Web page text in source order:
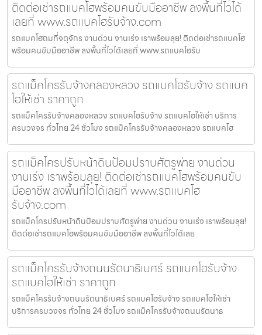
ติดต่อเช่ารถแบคโฮพร้อมคนขับมืออาชีพ ลงพื้นที่ไวได้
เลยที่ www.รถแบคโฮรับจ้าง.com
รถแบคโฮถมที่จตุจักร งานด่วน งานเร่ง เราพร้อมลุย! ติดต่อเช่ารถแบคโฮ
พร้อมคนขับมืออาชีพ ลงพื้นที่ไวได้เลยที่ www.รถแบคโฮรับ
รถแม็คโครรับจ้างคลองหลวง รถแบคโฮรับจ้าง รถแบค
โฮให้เช่า ราคาถูก
รถแม็คโครรับจ้างคลองหลวง รถแบคโฮรับจ้าง รถแบคโฮให้เช่า บริการ
ครบวงจร ทั่วไทย 24 ชั่วโมง รถแม็คโครรับจ้างคลองหลวง รถแบคโฮ
รถแม็คโครปรับหน้าดินป้อมปราบศัตรูพ่าย งานด่วน
งานเร่ง เราพร้อมลุย! ติดต่อเช่ารถแบคโฮพร้อมคนขับ
มืออาชีพ ลงพื้นที่ไวได้เลยที่ www.รถแบคโฮ
รับจ้าง.com
รถแม็คโครปรับหน้าดินป้อมปราบศัตรูพ่าย งานด่วน งานเร่ง เราพร้อมลุย!
ติดต่อเช่ารถแบคโฮพร้อมคนขับมืออาชีพ ลงพื้นที่ไวได้เลย
รถแม็คโครรับจ้างถนนรัตนาธิเบศร์ รถแบคโฮรับจ้าง
รถแบคโฮให้เช่า ราคาถูก
รถแม็คโครรับจ้างถนนรัตนาธิเบศร์ รถแบคโฮรับจ้าง รถแบคโฮให้เช่า
บริการครบวงจร ทั่วไทย 24 ชั่วโมง รถแม็คโครรับจ้างถนนรัตนาธ